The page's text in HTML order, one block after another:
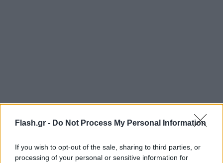
Flash.gr - Do Not Process My Personal Information
If you wish to opt-out of the sale, sharing to third parties, or
processing of your personal or sensitive information for